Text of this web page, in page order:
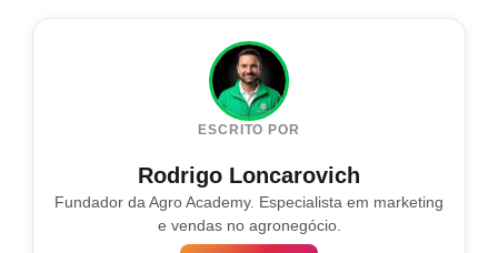
ESCRITO POR
Rodrigo Loncarovich
Fundador da Agro Academy. Especialista em marketing
e vendas no agronegócio.